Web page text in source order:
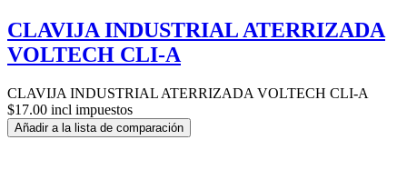
CLAVIJA INDUSTRIAL ATERRIZADA
VOLTECH CLI-A
CLAVIJA INDUSTRIAL ATERRIZADA VOLTECH CLI-A
$17.00 incl impuestos
Añadir a la lista de comparación